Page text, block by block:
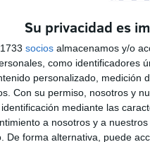
Su privacidad es
socios almacenamos y/o
como identificadores
personalizado, medición
Con su permiso, nosotros y
mediante las
a nosotros y a
De forma alternativa, puede
criminal que no les
una familia que
las que hablaba y, por
moral de ese
nunca lo fueron y, por